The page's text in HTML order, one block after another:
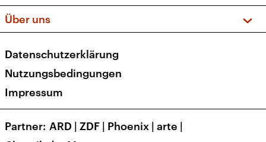
Apps
Newsletter
Veranstaltungen
Social Media
Über uns
Presse
Karriere
Transparenz
Datenschutzerklärung
Nutzungsbedingungen
Impressum
Partner ARD | ZDF | Phoenix | arte |